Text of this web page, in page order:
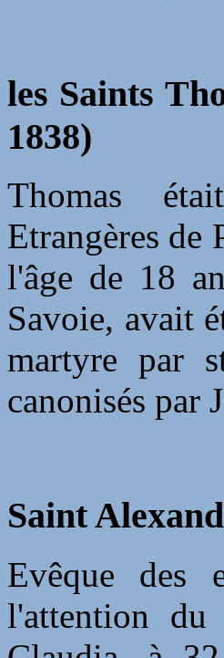
les Saints
1838)
Thomas
Etrangères
l'âge de 18
Savoie, avait
martyre par
canonisés par
Saint
Evêque des
l'attention